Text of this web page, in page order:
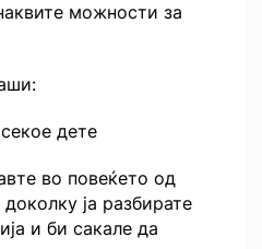
можности за
дете
во повеќето од
ја разбирате
и би сакале да